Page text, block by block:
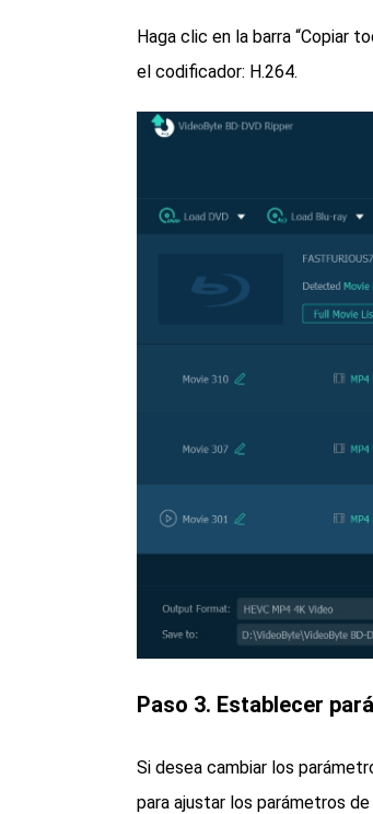
Haga clic en la barra “Copiar
el codificador: H.264.
Paso 3. Establecer
Si desea cambiar los
para ajustar los parámetros